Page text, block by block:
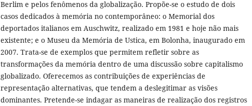
Berlim e pelos fenômenos da globalização. Propõe-se o estudo de dois
casos dedicados à memória no contemporâneo: o Memorial dos
deportados italianos em Auschwitz, realizado em 1981 e hoje não mais
existente; e o Museu da Memória de Ustica, em Bolonha, inaugurado em
2007. Trata-se de exemplos que permitem refletir sobre as
transformações da memória dentro de uma discussão sobre capitalismo
globalizado. Oferecemos as contribuições de experiências de
representação alternativas, que tendem a deslegitimar as visões
dominantes. Pretende-se indagar as maneiras de realização dos registros